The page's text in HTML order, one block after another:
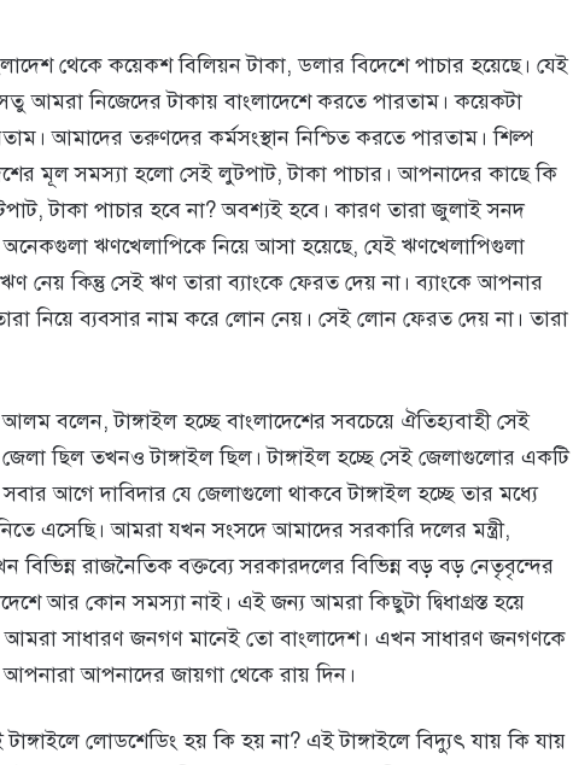
থেকে কয়েকশ বিলিয়ন টাকা, ডলার বিদেশে পাচার হয়েছে। যেই
আমরা নিজেদের টাকায় বাংলাদেশে করতে পারতাম। কয়েকটা
আমাদের তরুণদের কর্মসংস্থান নিশ্চিত করতে পারতাম। শিল্প
মূল সমস্যা হলো সেই লুটপাট, টাকা পাচার। আপনাদের কাছে কি
টাকা পাচার হবে না? অবশ্যই হবে। কারণ তারা জুলাই সনদ
অনেকগুলা ঋণখেলাপিকে নিয়ে আসা হয়েছে, যেই ঋণখেলাপিগুলা
নেয় কিন্তু সেই ঋণ তারা ব্যাংকে ফেরত দেয় না। ব্যাংকে আপনার
নিয়ে ব্যবসার নাম করে লোন নেয়। সেই লোন ফেরত দেয় না। তারা
বলেন, টাঙ্গাইল হচ্ছে বাংলাদেশের সবচেয়ে ঐতিহ্যবাহী সেই
ছিল তখনও টাঙ্গাইল ছিল। টাঙ্গাইল হচ্ছে সেই জেলাগুলোর একটি
আগে দাবিদার যে জেলাগুলো থাকবে টাঙ্গাইল হচ্ছে তার মধ্যে
এসেছি। আমরা যখন সংসদে আমাদের সরকারি দলের মন্ত্রী,
বিভিন্ন রাজনৈতিক বক্তব্যে সরকারদলের বিভিন্ন বড় বড় নেতৃবৃন্দের
আর কোন সমস্যা নাই। এই জন্য আমরা কিছুটা দ্বিধাগ্রস্ত হয়ে
সাধারণ জনগণ মানেই তো বাংলাদেশ। এখন সাধারণ জনগণকে
আপনাদের জায়গা থেকে রায় দিন।
লোডশেডিং হয় কি হয় না? এই টাঙ্গাইলে বিদ্যুৎ যায় কি যায়